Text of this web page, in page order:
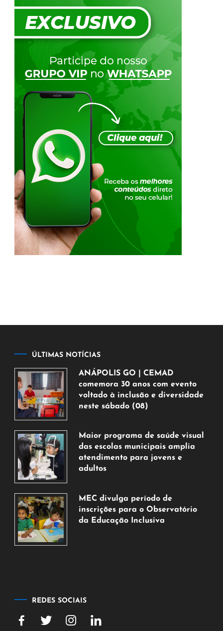
ÚLTIMAS NOTÍCIAS
ANÁPOLIS GO | CEMAD
comemora 30 anos com evento
voltado à inclusão e diversidade
neste sábado (08)
de
agosto
de
2026
Maior programa de saúde visual
das escolas municipais amplia
atendimento para jovens e
adultos
de
agosto
de
MEC divulga período de
inscrições para o Observatório
da Educação Inclusiva
REDES SOCIAIS